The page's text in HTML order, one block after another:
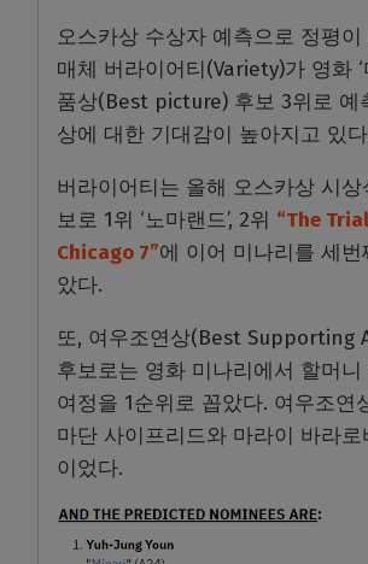
오스카상 수상자 예측으로 정평이
매체 버라이어티(Variety)가 영화 ‘
품상(Best picture) 후보 3위로 예
상에 대한 기대감이 높아지고 있
버라이어티는 올해 오스카상 시
보로 1위 ‘노마랜드’, 2위 “The
Chicago 7”에 이어 미나리를 세
았다.
또, 여우조연상(Best Supporting
후보로는 영화 미나리에서 할머
여정을 1순위로 꼽았다. 여우조연
마단 사이프리드와 마라이 바라
이었다.